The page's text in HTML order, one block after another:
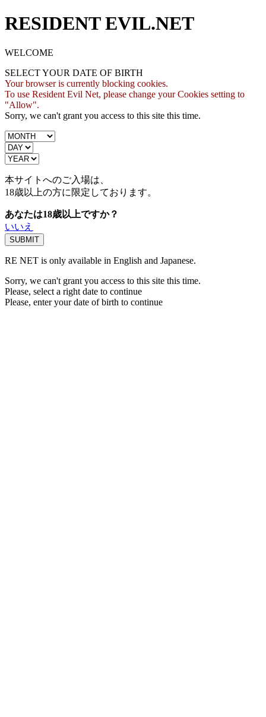
RESIDENT EVIL.NET
WELCOME
SELECT YOUR DATE OF BIRTH
Your browser is currently blocking cookies.
To use Resident Evil Net, please change your Cookies setting to
"Allow".
Sorry, we can't grant you access to this site this time.
本サイトへのご入場は、
18歳以上の方に限定しております。
あなたは18歳以上ですか？
いいえ
RE NET is only available in English and Japanese.
Sorry, we can't grant you access to this site this time.
Please, select a right date to continue
Please, enter your date of birth to continue